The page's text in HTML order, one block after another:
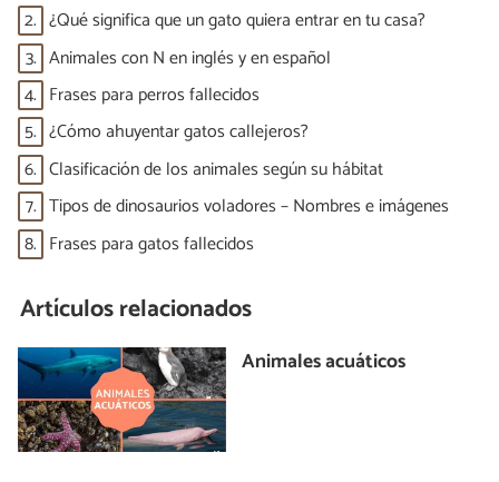
2. ¿Qué significa que un gato quiera entrar en tu casa?
3. Animales con N en inglés y en español
4. Frases para perros fallecidos
5. ¿Cómo ahuyentar gatos callejeros?
6. Clasificación de los animales según su hábitat
7. Tipos de dinosaurios voladores – Nombres e imágenes
8. Frases para gatos fallecidos
Artículos relacionados
Animales acuáticos